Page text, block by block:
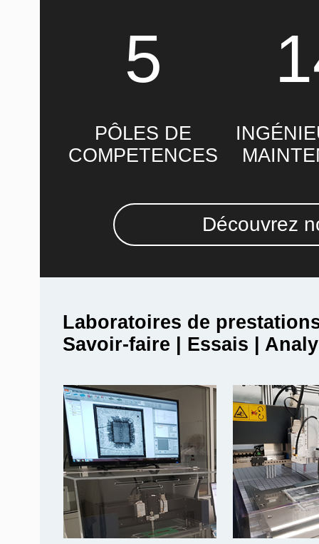
Découvrez
5
PÔLES DE
COMPETENCES
Laboratoires de
Savoir-faire | Essais |